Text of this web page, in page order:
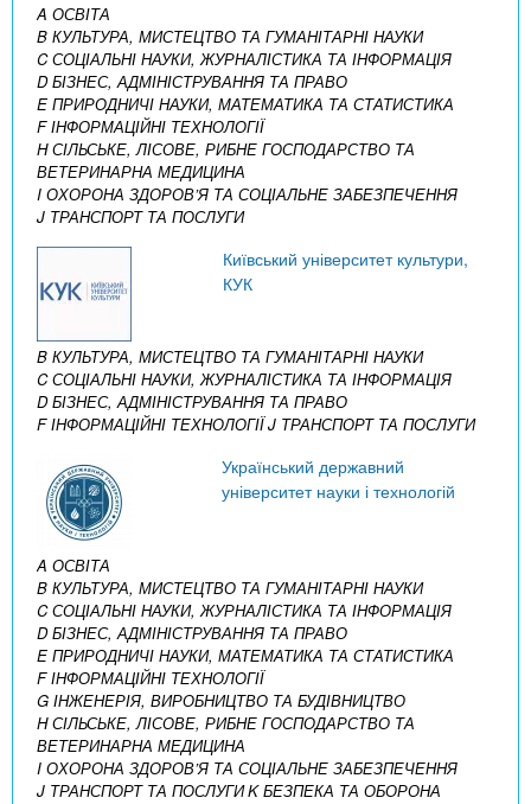
A ОСВІТА
B КУЛЬТУРА, МИСТЕЦТВО ТА ГУМАНІТАРНІ НАУКИ
C СОЦІАЛЬНІ НАУКИ, ЖУРНАЛІСТИКА ТА ІНФОРМАЦІЯ
D БІЗНЕС, АДМІНІСТРУВАННЯ ТА ПРАВО
E ПРИРОДНИЧІ НАУКИ, МАТЕМАТИКА ТА СТАТИСТИКА
F ІНФОРМАЦІЙНІ ТЕХНОЛОГІЇ
H СІЛЬСЬКЕ, ЛІСОВЕ, РИБНЕ ГОСПОДАРСТВО ТА
ВЕТЕРИНАРНА МЕДИЦИНА
I ОХОРОНА ЗДОРОВ’Я ТА СОЦІАЛЬНЕ ЗАБЕЗПЕЧЕННЯ
J ТРАНСПОРТ ТА ПОСЛУГИ
Київський університет культури,
КУК
B КУЛЬТУРА, МИСТЕЦТВО ТА ГУМАНІТАРНІ НАУКИ
C СОЦІАЛЬНІ НАУКИ, ЖУРНАЛІСТИКА ТА ІНФОРМАЦІЯ
D БІЗНЕС, АДМІНІСТРУВАННЯ ТА ПРАВО
F ІНФОРМАЦІЙНІ ТЕХНОЛОГІЇJ ТРАНСПОРТ ТА ПОСЛУГИ
Український державний
університет науки і технологій
A ОСВІТА
B КУЛЬТУРА, МИСТЕЦТВО ТА ГУМАНІТАРНІ НАУКИ
C СОЦІАЛЬНІ НАУКИ, ЖУРНАЛІСТИКА ТА ІНФОРМАЦІЯ
D БІЗНЕС, АДМІНІСТРУВАННЯ ТА ПРАВО
E ПРИРОДНИЧІ НАУКИ, МАТЕМАТИКА ТА СТАТИСТИКА
F ІНФОРМАЦІЙНІ ТЕХНОЛОГІЇ
G ІНЖЕНЕРІЯ, ВИРОБНИЦТВО ТА БУДІВНИЦТВО
H СІЛЬСЬКЕ, ЛІСОВЕ, РИБНЕ ГОСПОДАРСТВО ТА
ВЕТЕРИНАРНА МЕДИЦИНА
I ОХОРОНА ЗДОРОВ’Я ТА СОЦІАЛЬНЕ ЗАБЕЗПЕЧЕННЯ
J ТРАНСПОРТ ТА ПОСЛУГИK БЕЗПЕКА ТА ОБОРОНА